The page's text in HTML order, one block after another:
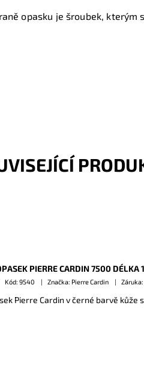
opasku je šroubek,
PIERRE CARDIN 7500 DÉLKA
Kód: 9540 Značka: Pierre Cardin
Pierre Cardin v černé barvě kůže